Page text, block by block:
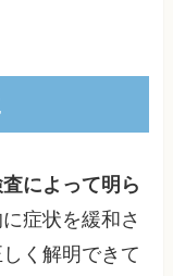
によって明ら
症状を緩和さ
く解明できて